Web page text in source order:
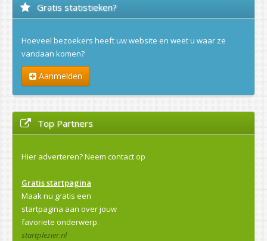
Gratis statistieken?
Hoeveel bezoekers heeft uw website en weet u waar ze
vandaan komen?
Aanmelden
Top Partners
Hier adverteren?Neem contact op
Gratis startpagina
Maak nu gratis een
startpagina aan over jouw
favoriete onderwerp.
startplezier.nl